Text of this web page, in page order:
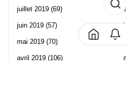
juillet 2019 (69)
juin 2019 (57)
mai 2019 (70)
avril 2019 (106)